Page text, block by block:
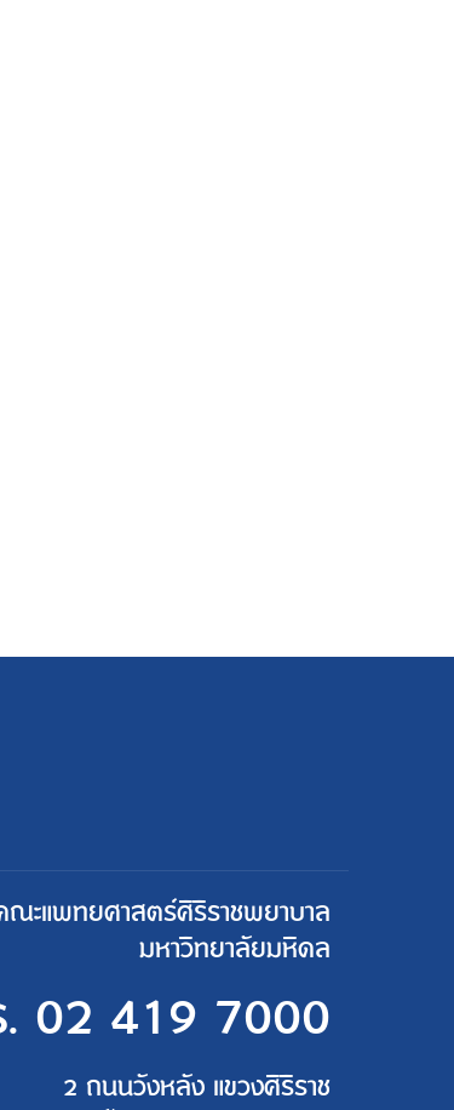
ะแพทยศาสตร์ศิริราชพยาบาล
มหาวิทยาลัยมหิดล
02 419 7000
2 ถนนวังหลัง แขวงศิริราช